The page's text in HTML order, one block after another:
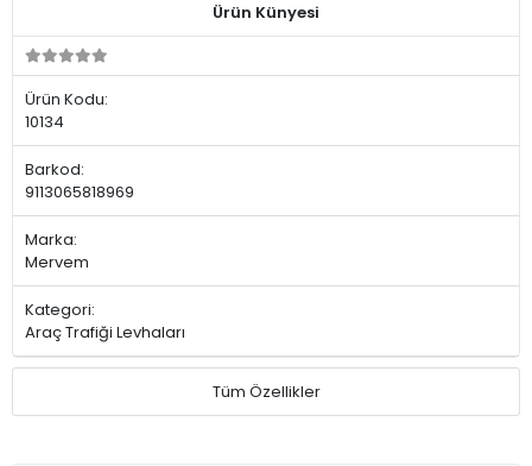
Ürün Künyesi
Ürün Kodu:
10134
Barkod:
9113065818969
Marka:
Mervem
Kategori:
Araç Trafiği Levhaları
Tüm Özellikler